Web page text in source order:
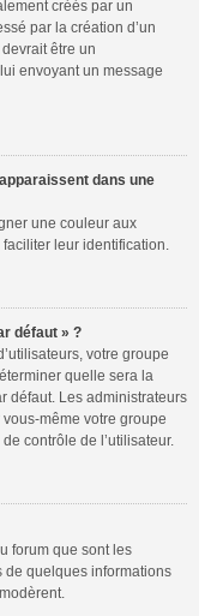
créés par un
par la création d’un
être un
envoyant un message
dans une
une couleur aux
faciliter leur identification.
défaut » ?
votre groupe
quelle sera la
défaut. Les administrateurs
même votre groupe
contrôle de l’utilisateur.
forum que sont les
de quelques informations